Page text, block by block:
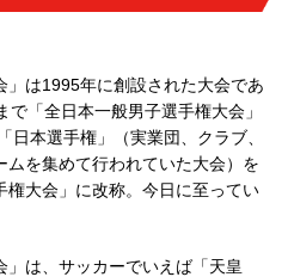
は1995年に創設された大会であ
「全日本一般男子選手権大会」
日本選手権」（実業団、クラブ、
を集めて行われていた大会）を
大会」に改称。今日に至ってい
は、サッカーでいえば「天皇